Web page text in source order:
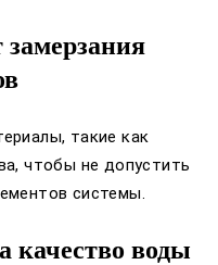
замерзания
такие как
чтобы не допустить
системы.
качество воды